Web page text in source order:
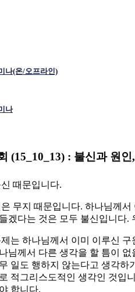
나(온/오프라인)
나
(15_10_13) : 불신과 원인,
때문입니다.
무지 때문입니다. 하나님께
겠다는 것은 모두 불신입니다
는 하나님께서 이미 이루신
님께서 다른 생각을 할 틈이
일도 행하지 않는다고 생각
적그리스도적인 생각인 것입
합니다.